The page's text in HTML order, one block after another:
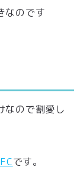
なのです
なので割愛し
です。